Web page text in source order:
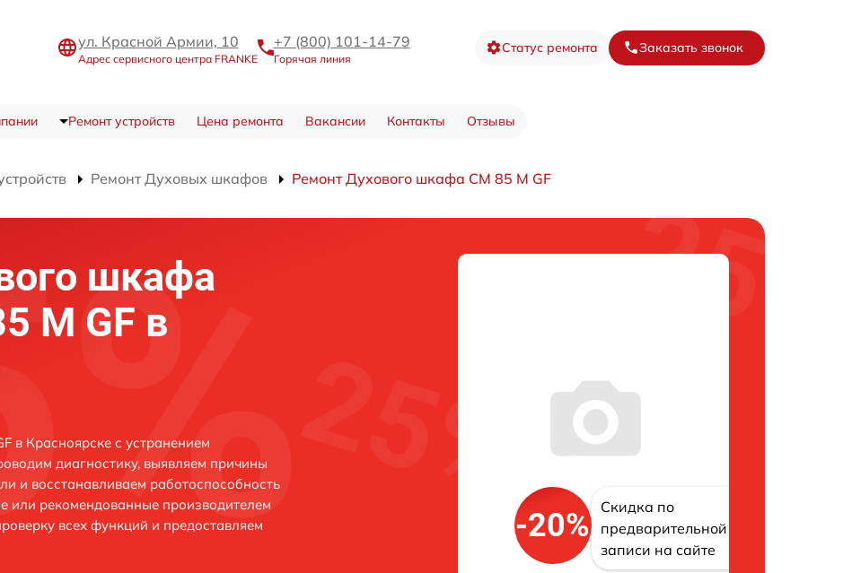
ул. Красной Армии, 10
Адрес сервисного центра FRANKE
+7 (800) 101-14-79
Горячая линия
Статус ремонта Заказать звонок
Ремонт устройств Цена ремонта Вакансии Контакты Отзывы
Ремонт Духовых шкафов Ремонт Духового шкафа CM 85 M GF
шкафа
M GF в
в Красноярске с устранением
диагностику, выявляем причины
и восстанавливаем работоспособность
или рекомендованные производителем
всех функций и предоставляем
-20%
Скидка по
предварительной
записи на сайте